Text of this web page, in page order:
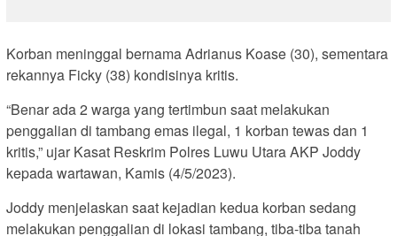
Korban meninggal bernama Adrianus Koase (30), sementara
rekannya Ficky (38) kondisinya kritis.
“Benar ada 2 warga yang tertimbun saat melakukan
penggalian di tambang emas ilegal, 1 korban tewas dan 1
kritis,” ujar Kasat Reskrim Polres Luwu Utara AKP Joddy
kepada wartawan, Kamis (4/5/2023).
Joddy menjelaskan saat kejadian kedua korban sedang
melakukan penggalian di lokasi tambang, tiba-tiba tanah